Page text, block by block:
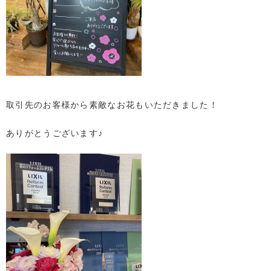
取引先のお客様から素敵なお花もいただきました！
ありがとうございます♪